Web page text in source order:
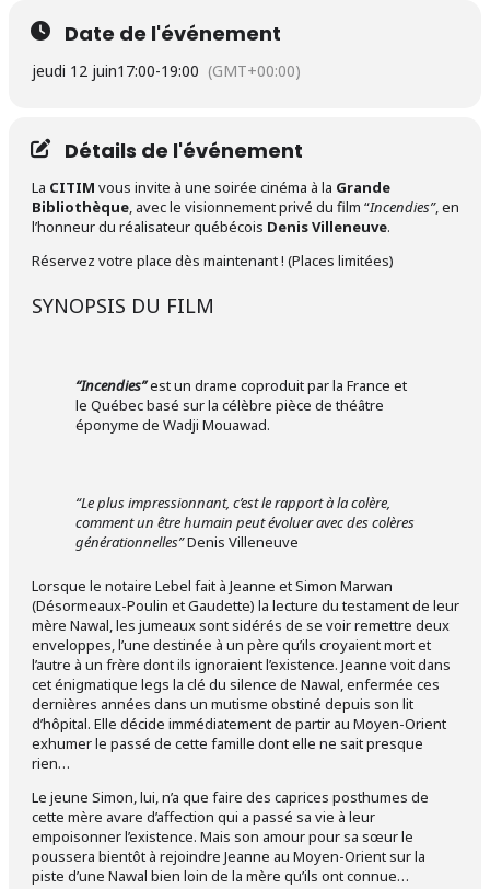
Date de l'événement
jeudi 12 juin17:00-19:00 (GMT+00:00)
Détails de l'événement
La CITIM vous invite à une soirée cinéma à la Grande
Bibliothèque, avec le visionnement privé du film “Incendies”, en
l’honneur du réalisateur québécois Denis Villeneuve.
Réservez votre place dès maintenant ! (Places limitées)
SYNOPSIS DU FILM
“Incendies”est un drame coproduit par la France et
le Québec basé sur la célèbre pièce de théâtre
éponyme de Wadji Mouawad.
“Le plus impressionnant, c’est le rapport à la colère,
comment un être humain peut évoluer avec des colères
générationnelles”Denis Villeneuve
Lorsque le notaire Lebel fait à Jeanne et Simon Marwan
(Désormeaux-Poulin et Gaudette) la lecture du testament de leur
mère Nawal, les jumeaux sont sidérés de se voir remettre deux
enveloppes, l’une destinée à un père qu’ils croyaient mort et
l’autre à un frère dont ils ignoraient l’existence. Jeanne voit dans
cet énigmatique legs la clé du silence de Nawal, enfermée ces
dernières années dans un mutisme obstiné depuis son lit
d’hôpital. Elle décide immédiatement de partir au Moyen-Orient
exhumer le passé de cette famille dont elle ne sait presque
rien…
Le jeune Simon, lui, n’a que faire des caprices posthumes de
cette mère avare d’affection qui a passé sa vie à leur
empoisonner l’existence. Mais son amour pour sa sœur le
poussera bientôt à rejoindre Jeanne au Moyen-Orient sur la
piste d’une Nawal bien loin de la mère qu’ils ont connue…